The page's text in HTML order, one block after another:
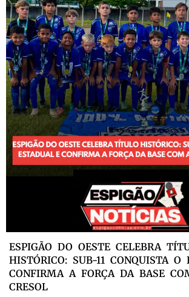
ESPIGÃO DO OESTE CELEBRA
HISTÓRICO: SUB-11 CONQUISTA O
CONFIRMA A FORÇA DA BASE
CRESOL